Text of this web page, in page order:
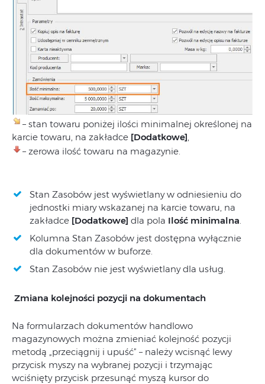
– stan towaru poniżej ilości minimalnej określonej na
karcie towaru, na zakładce [Dodatkowe],
– zerowa ilość towaru na magazynie.
Stan Zasobów jest wyświetlany w odniesieniu do
jednostki miary wskazanej na karcie towaru, na
zakładce [Dodatkowe] dla pola Ilość minimalna.
Kolumna Stan Zasobów jest dostępna wyłącznie
dla dokumentów w buforze.
Stan Zasobów nie jest wyświetlany dla usług.
Zmiana kolejności pozycji na dokumentach
Na formularzach dokumentów handlowo
magazynowych można zmieniać kolejność pozycji
metodą „przeciągnij i upuść” – należy wcisnąć lewy
przycisk myszy na wybranej pozycji i trzymając
wciśnięty przycisk przesunąć myszą kursor do